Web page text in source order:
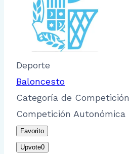
Deporte
Baloncesto
Categoría de Competición
Competición Autonómica
Favorito
Upvote0